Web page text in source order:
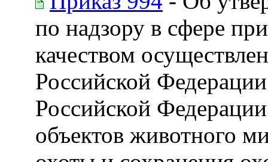
по надзору в сфере
качеством
Российской
Российской
объектов животного